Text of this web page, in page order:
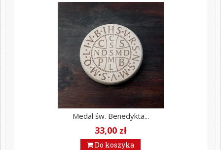
Medal św. Benedykta...
33,00 zł
Do koszyka